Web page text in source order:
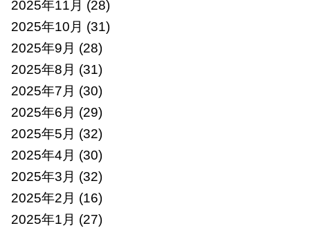
2025年11月 (28)
2025年10月 (31)
2025年9月 (28)
2025年8月 (31)
2025年7月 (30)
2025年6月 (29)
2025年5月 (32)
2025年4月 (30)
2025年3月 (32)
2025年2月 (16)
2025年1月 (27)